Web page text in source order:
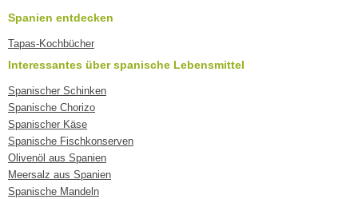
Spanien entdecken
Tapas-Kochbücher
Interessantes über spanische Lebensmittel
Spanischer Schinken
Spanische Chorizo
Spanischer Käse
Spanische Fischkonserven
Olivenöl aus Spanien
Meersalz aus Spanien
Spanische Mandeln